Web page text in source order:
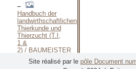
Handbuch der
landwirthschaftlichen
Thierkunde und
Thierzucht (T.I,
1 &
2) / BAUMEISTER
Johann Wilhelm,
1845Site réalisé par le pôle Document